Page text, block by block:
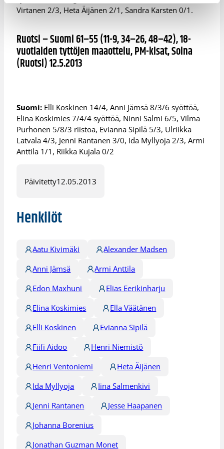
Virtanen 2/3, Heta Äijänen 2/1, Sandra Karsten 0/1.
Ruotsi – Suomi 61–55 (11-9, 34–26, 48–42), 18-
vuotiaiden tyttöjen maaottelu, PM-kisat, Solna
(Ruotsi) 12.5.2013
Suomi: Elli Koskinen 14/4, Anni Jämsä 8/3/6 syöttöä,
Elina Koskimies 7/4/4 syöttöä, Ninni Salmi 6/5, Vilma
Purhonen 5/8/3 riistoa, Evianna Sipilä 5/3, Ulriikka
Latvala 4/3, Jenni Rantanen 3/0, Ida Myllyoja 2/3, Armi
Anttila 1/1, Riikka Kujala 0/2
Päivitetty12.05.2013
Henkilöt
Aatu Kivimäki
Alexander Madsen
Anni Jämsä
Armi Anttila
Edon Maxhuni
Elias Eerikinharju
Elina Koskimies
Ella Väätänen
Elli Koskinen
Evianna Sipilä
Fiifi Aidoo
Henri Niemistö
Henri Ventoniemi
Heta Äijänen
Ida Myllyoja
Iina Salmenkivi
Jenni Rantanen
Jesse Haapanen
Johanna Borenius
Jonathan Guzman Monet